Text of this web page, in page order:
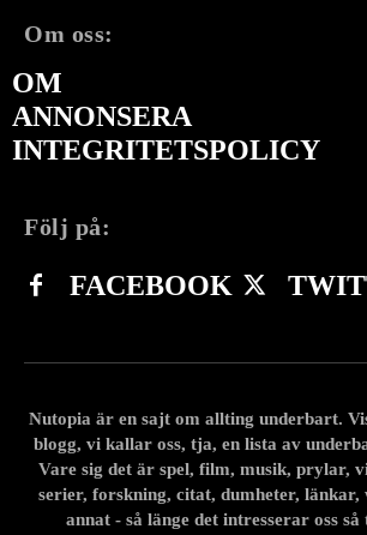
Om oss:
OM
ANNONSERA
INTEGRITETSPOLICY
Följ på:
FACEBOOK
Nutopia är en sajt om allting underbart.
blogg, vi kallar oss, tja, en lista av
Vare sig det är spel, film, musik, prylar,
serier, forskning, citat, dumheter, länkar,
annat - så länge det intresserar oss